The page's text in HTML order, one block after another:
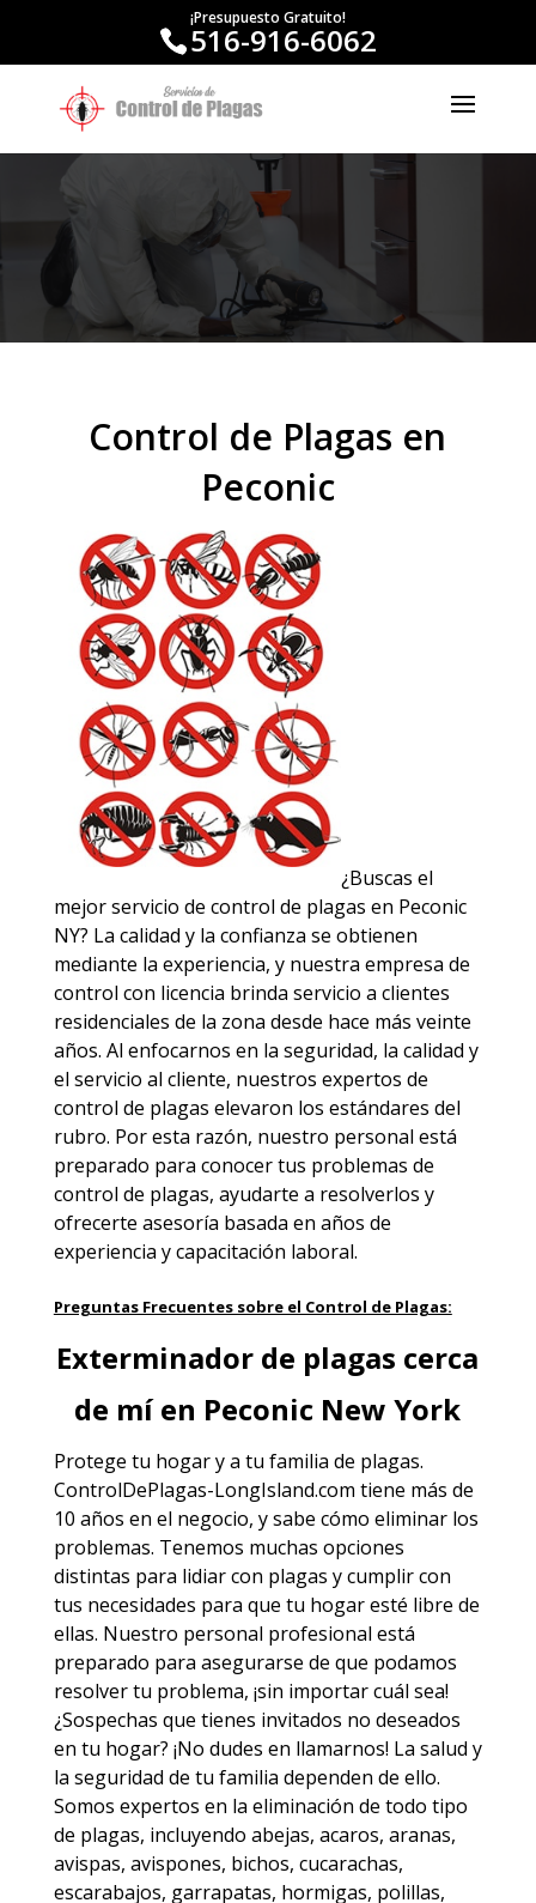
¡Presupuesto Gratuito!
516-916-6062
Control de Plagas en
Peconic
¿Buscas el
mejor servicio de control de plagas en Peconic
NY? La calidad y la confianza se obtienen
mediante la experiencia, y nuestra empresa de
control con licencia brinda servicio a clientes
residenciales de la zona desde hace más veinte
años. Al enfocarnos en la seguridad, la calidad y
el servicio al cliente, nuestros expertos de
control de plagas elevaron los estándares del
rubro. Por esta razón, nuestro personal está
preparado para conocer tus problemas de
control de plagas, ayudarte a resolverlos y
ofrecerte asesoría basada en años de
experiencia y capacitación laboral.
Preguntas Frecuentes sobre el Control de Plagas:
Exterminador de plagas cerca
de mí en Peconic New York
Protege tu hogar y a tu familia de plagas.
ControlDePlagas-LongIsland.com tiene más de
10 años en el negocio, y sabe cómo eliminar los
problemas. Tenemos muchas opciones
distintas para lidiar con plagas y cumplir con
tus necesidades para que tu hogar esté libre de
ellas. Nuestro personal profesional está
preparado para asegurarse de que podamos
resolver tu problema, ¡sin importar cuál sea!
¿Sospechas que tienes invitados no deseados
en tu hogar? ¡No dudes en llamarnos! La salud y
la seguridad de tu familia dependen de ello.
Somos expertos en la eliminación de todo tipo
de plagas, incluyendo abejas, acaros, aranas,
avispas, avispones, bichos, cucarachas,
escarabajos, garrapatas, hormigas, polillas,